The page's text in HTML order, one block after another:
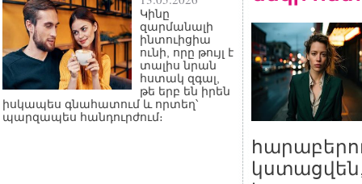
Կինը
զարմանալի
ինտուիցիա
ունի, որը թույլ է
տալիս նրան
հստակ զգալ,
թե երբ են իրեն
իսկապես գնահատում և որտեղ՝
պարզապես հանդուրժում։